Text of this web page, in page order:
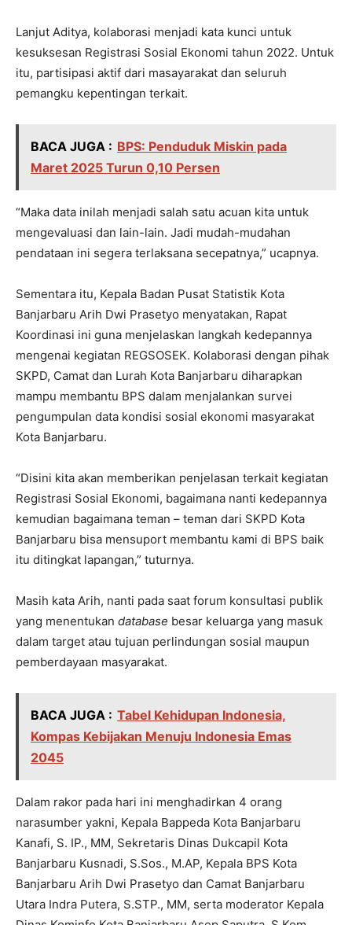
Lanjut Aditya, kolaborasi menjadi kata kunci untuk
kesuksesan Registrasi Sosial Ekonomi tahun 2022. Untuk
itu, partisipasi aktif dari masayarakat dan seluruh
pemangku kepentingan terkait.
BACA JUGA : BPS: Penduduk Miskin pada
Maret 2025 Turun 0,10 Persen
“Maka data inilah menjadi salah satu acuan kita untuk
mengevaluasi dan lain-lain. Jadi mudah-mudahan
pendataan ini segera terlaksana secepatnya,” ucapnya.
Sementara itu, Kepala Badan Pusat Statistik Kota
Banjarbaru Arih Dwi Prasetyo menyatakan, Rapat
Koordinasi ini guna menjelaskan langkah kedepannya
mengenai kegiatan REGSOSEK. Kolaborasi dengan pihak
SKPD, Camat dan Lurah Kota Banjarbaru diharapkan
mampu membantu BPS dalam menjalankan survei
pengumpulan data kondisi sosial ekonomi masyarakat
Kota Banjarbaru.
“Disini kita akan memberikan penjelasan terkait kegiatan
Registrasi Sosial Ekonomi, bagaimana nanti kedepannya
kemudian bagaimana teman – teman dari SKPD Kota
Banjarbaru bisa mensuport membantu kami di BPS baik
itu ditingkat lapangan,” tuturnya.
Masih kata Arih, nanti pada saat forum konsultasi publik
yang menentukan database besar keluarga yang masuk
dalam target atau tujuan perlindungan sosial maupun
pemberdayaan masyarakat.
BACA JUGA : Tabel Kehidupan Indonesia,
Kompas Kebijakan Menuju Indonesia Emas
2045
Dalam rakor pada hari ini menghadirkan 4 orang
narasumber yakni, Kepala Bappeda Kota Banjarbaru
Kanafi, S. IP., MM, Sekretaris Dinas Dukcapil Kota
Banjarbaru Kusnadi, S.Sos., M.AP, Kepala BPS Kota
Banjarbaru Arih Dwi Prasetyo dan Camat Banjarbaru
Utara Indra Putera, S.STP., MM, serta moderator Kepala